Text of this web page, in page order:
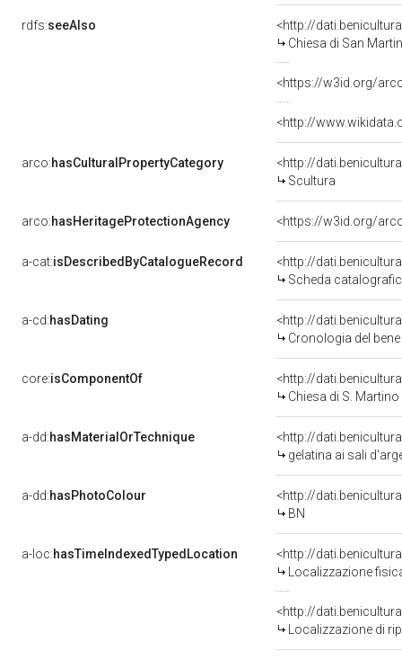
rdfs:seeAlso
<http://
Chiesa di San
<https://w3id.org/
<http://
arco:hasCulturalPropertyCategory
<http://
Scultura
arco:hasHeritageProtectionAgency <https://w3id.org/
a-cat:isDescribedByCatalogueRecord
<http://
Scheda
a-cd:hasDating
<http://
Cronologia del
core:isComponentOf
<http://
Chiesa di S. Martino
a-dd:hasMaterialOrTechnique
<http://
gelatina ai sali
a-dd:hasPhotoColour
<http://
BN
a-loc:hasTimeIndexedTypedLocation
Localizzazione
<http://
Localizzazione di